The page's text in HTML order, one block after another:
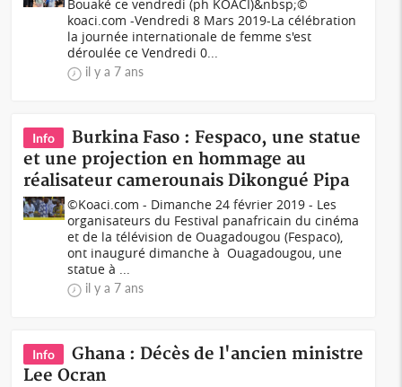
Bouaké ce vendredi (ph KOACI)&nbsp;©
koaci.com -Vendredi 8 Mars 2019-La célébration
la journée internationale de femme s'est
déroulée ce Vendredi 0...
il y a 7 ans
Info
Burkina Faso : Fespaco, une statue
et une projection en hommage au
réalisateur camerounais Dikongué Pipa
©Koaci.com - Dimanche 24 février 2019 - Les
organisateurs du Festival panafricain du cinéma
et de la télévision de Ouagadougou (Fespaco),
ont inauguré dimanche à Ouagadougou, une
statue à ...
il y a 7 ans
Info
Ghana : Décès de l'ancien ministre
Lee Ocran